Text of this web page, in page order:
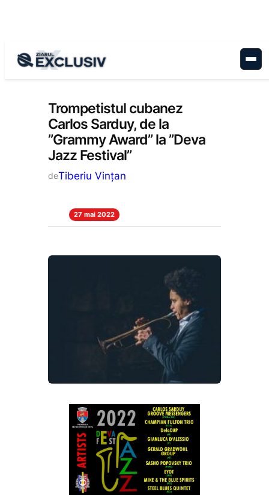
Cultură, Stiri la zi
Trompetistul cubanez
Carlos Sarduy, de la
”Grammy Award” la ”Deva
Jazz Festival”
deTiberiu Vințan
27 mai 2022